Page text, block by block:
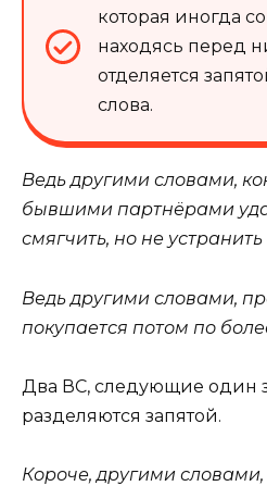
которая иногда
находясь перед
отделяется
слова.
Ведь другими словами,
бывшими партнёрами
смягчить, но не
Ведь другими словами,
покупается потом по
Два ВС, следующие один
разделяются запятой.
Короче, другими